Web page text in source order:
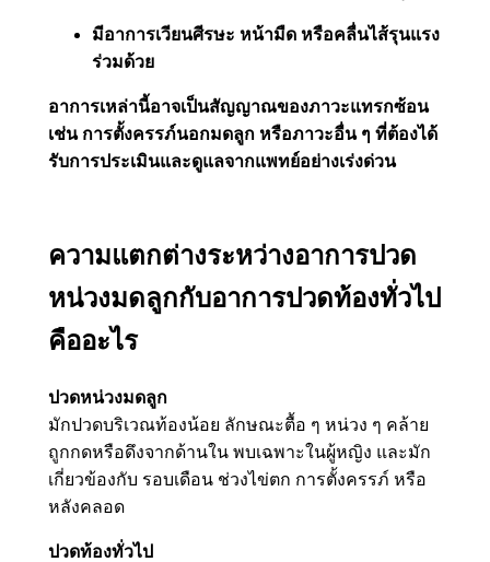
มีอาการเวียนศีรษะ หน้ามืด หรือคลื่นไส้รุนแรง
ร่วมด้วย
อาการเหล่านี้อาจเป็นสัญญาณของภาวะแทรกซ้อน
เช่น การตั้งครรภ์นอกมดลูก หรือภาวะอื่น ๆ ที่ต้องได้
รับการประเมินและดูแลจากแพทย์อย่างเร่งด่วน
ความแตกต่างระหว่างอาการปวด
หน่วงมดลูกกับอาการปวดท้องทั่วไป
คืออะไร
ปวดหน่วงมดลูก
มักปวดบริเวณท้องน้อย ลักษณะตื้อ ๆ หน่วง ๆ คล้าย
ถูกกดหรือดึงจากด้านใน พบเฉพาะในผู้หญิง และมัก
เกี่ยวข้องกับ รอบเดือน ช่วงไข่ตก การตั้งครรภ์ หรือ
หลังคลอด
ปวดท้องทั่วไป